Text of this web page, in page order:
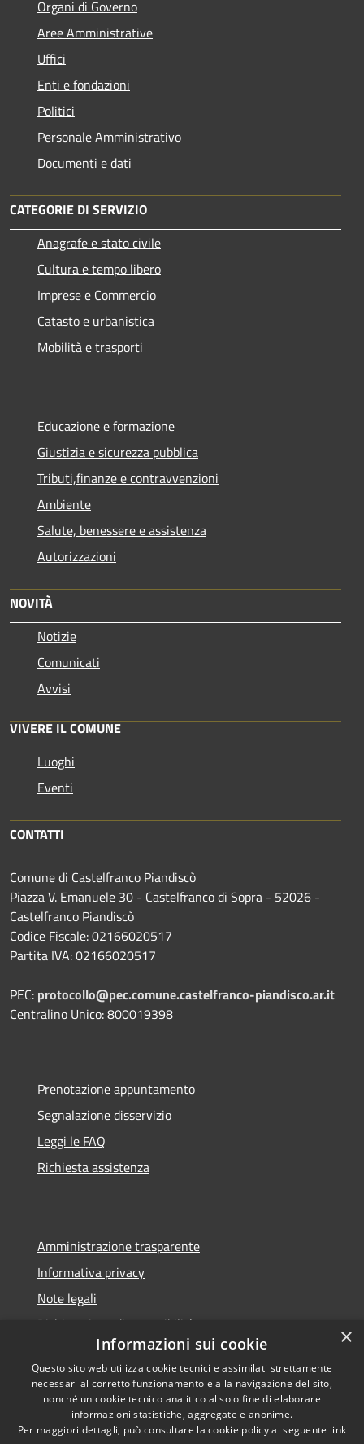
Organi di Governo
Aree Amministrative
Uffici
Enti e fondazioni
Politici
Personale Amministrativo
Documenti e dati
CATEGORIE DI SERVIZIO
Anagrafe e stato civile
Cultura e tempo libero
Imprese e Commercio
Catasto e urbanistica
Mobilità e trasporti
Educazione e formazione
Giustizia e sicurezza pubblica
Tributi,finanze e contravvenzioni
Ambiente
Salute, benessere e assistenza
Autorizzazioni
NOVITÀ
Notizie
Comunicati
Avvisi
VIVERE IL COMUNE
Luoghi
Eventi
CONTATTI
Comune di Castelfranco Piandiscò
Piazza V. Emanuele 30 - Castelfranco di Sopra - 52026 -
Castelfranco Piandiscò
Codice Fiscale: 02166020517
Partita IVA: 02166020517
PEC: protocollo@pec.comune.castelfranco-piandisco.ar.it
Centralino Unico: 800019398
Prenotazione appuntamento
Segnalazione disservizio
Leggi le FAQ
Richiesta assistenza
Amministrazione trasparente
Informativa privacy
Note legali
Dichiarazione di accessibilità
Accessibilità
Copyright © 2025 •
Comune di Castelfranco
×
Informazioni sui cookie
Questo sito web utilizza cookie tecnici e assimilati strettamente
necessari al corretto funzionamento e alla navigazione del sito,
nonché un cookie tecnico analitico al solo fine di elaborare
informazioni statistiche, aggregate e anonime.
Per maggiori dettagli, può consultare la cookie policy al seguente link